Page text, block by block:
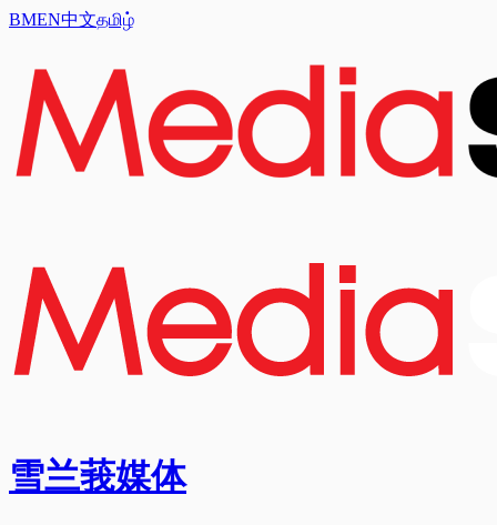
BMEN中文தமிழ்
雪兰莪媒体